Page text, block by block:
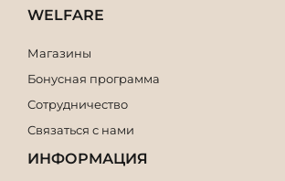
WELFARE
Магазины
Бонусная программа
Сотрудничество
Связаться с нами
ИНФОРМАЦИЯ